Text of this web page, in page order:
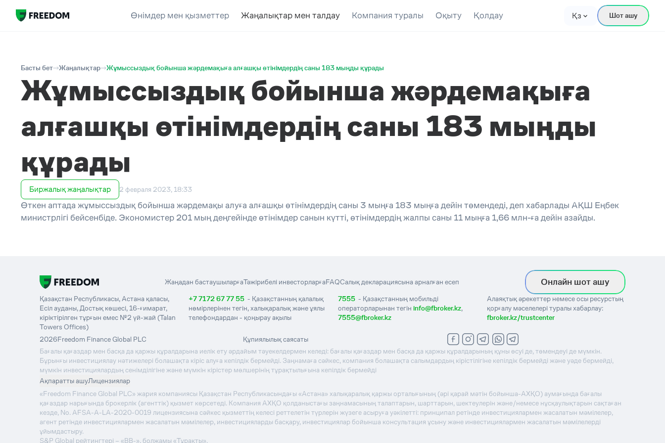
Өнімдер мен қызметтер Жаңалықтар мен талдау Компания туралы Оқыту Қолдау Қз Шот ашу
Басты бет Жаңалықтар Жұмыссыздық бойынша жәрдемақыға алғашқы өтінімдердің саны 183 мыңды құрады
Жұмыссыздық бойынша жәрдемақыға
алғашқы өтінімдердің саны 183 мыңды
құрады
Биржалық жаңалықтар 2 февраля 2023, 18:33
Өткен аптада жұмыссыздық бойынша жәрдемақы алуға алғашқы өтінімдердің саны 3 мыңға 183 мыңға дейін төмендеді, деп хабарлады АҚШ Еңбек
министрлігі бейсенбіде. Экономистер 201 мың деңгейінде өтінімдер санын күтті, өтінімдердің жалпы саны 11 мыңға 1,66 млн-ға дейін азайды.
Жаңадан бастаушыларғаТәжірибелі инвесторларғаFAQСалық декларациясына арналған есеп Онлайн шот ашу
Қазақстан Республикасы, Астана қаласы,
Есіл ауданы, Достық көшесі, 16-ғимарат,
кіріктірілген тұрғын емес №2 үй-жай (Talan
Towers Offices)
+7 7172 67 77 55 - Қазақстанның қалалық
нөмірлерінен тегін, халықаралық және ұялы
телефондардан - қоңырау ақылы
7555 - Қазақстанның мобильді
операторларынан тегін info@fbroker.kz,
7555@fbroker.kz
Алаяқтық әрекеттер немесе осы ресурстың
қорғалу мәселелері туралы хабарлау:
fbroker.kz/trustcenter
2026Freedom Finance Global PLC
Құпиялылық саясаты
Бағалы қағаздар мен басқа да қаржы құралдарына иелік ету әрдайым тәуекелдермен келеді: бағалы қағаздар мен басқа да қаржы құралдарының құны өсуі де, төмендеуі де мүмкін.
Бұрынғы инвестициялау нәтижелері болашақта кіріс алуға кепілдік бермейді. Заңнамаға сәйкес, компания болашақта салымдардың кірістілігіне кепілдік бермейді және уәде бермейді,
мүмкін инвестициялардың сенімділігіне және мүмкін кірістер мөлшерінің тұрақтылығына кепілдік бермейді
Ақпаратты ашуЛицензиялар
«Freedom Finance Global PLC» жария компаниясы Қазақстан Республикасындағы «Астана» халықаралық қаржы орталығының (әрі қарай мәтін бойынша-АХҚО) аумағында бағалы
қағаздар нарығында брокерлік (агенттік) қызмет көрсетеді. Компания АХҚО қолданыстағы заңнамасының талаптарын, шарттарын, шектеулерін және/немесе нұсқаулықтарын сақтаған
кезде, No. AFSA-A-LA-2020-0019 лицензиясына сәйкес қызметтің келесі реттелетін түрлерін жүзеге асыруға уәкілетті: принципал ретінде инвестициялармен жасалатын мәмілелер,
агент ретінде инвестициялармен жасалатын мәмілелер, инвестицияларды басқару, инвестициялар бойынша консультация ұсыну және инвестициялармен жасалатын мәмілелерді
ұйымдастыру.
S&P Global рейтингтері – «BB-», болжамы «Тұрақты».